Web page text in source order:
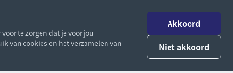
te zorgen dat je voor jou
van cookies en het verzamelen van
Akkoord
Niet akkoord